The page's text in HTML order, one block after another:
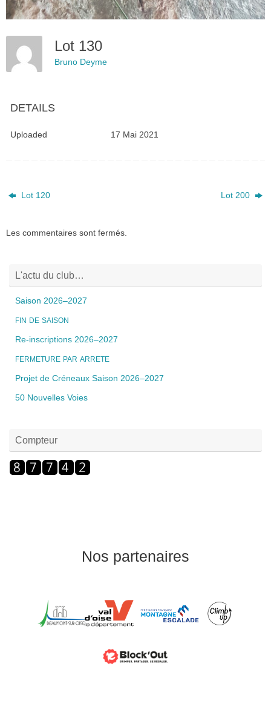
Lot 130
Bruno Deyme
DETAILS
Uploaded 17 Mai 2021
Lot 120 Lot 200
Les commentaires sont fermés.
L'actu du club…
Saison 2026–2027
FIN DE SAISON
Re-inscriptions 2026–2027
FERMETURE PAR ARRETE
Projet de Créneaux Saison 2026–2027
50 Nouvelles Voies
Compteur
Nos partenaires